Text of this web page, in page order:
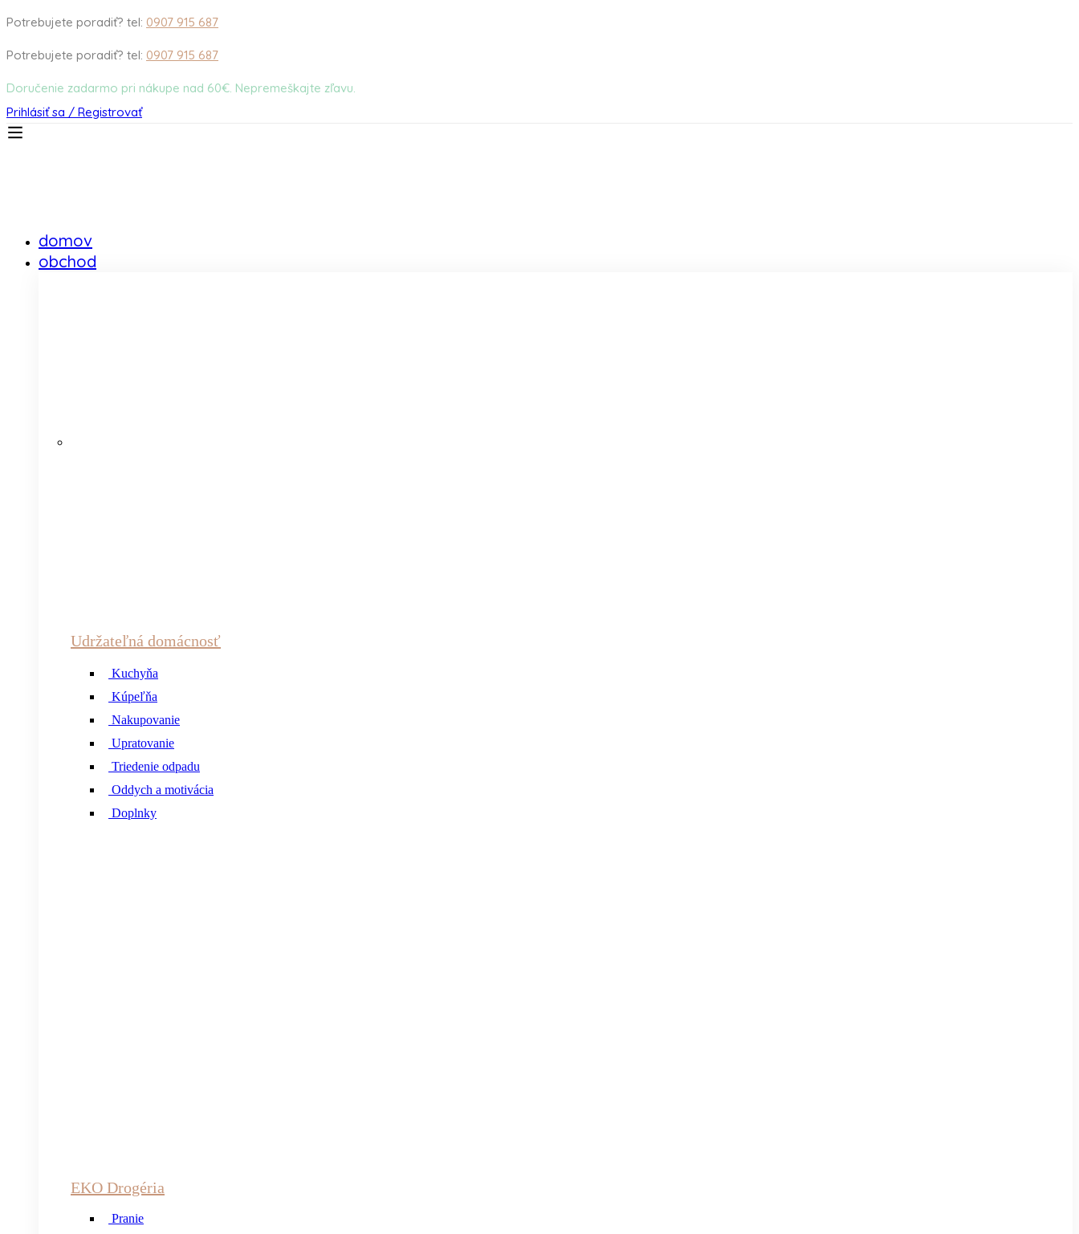
Potrebujete poradiť? tel: 0907 915 687
Potrebujete poradiť? tel: 0907 915 687
Doručenie zadarmo pri nákupe nad 60€. Nepremeškajte zľavu.
Prihlásiť sa / Registrovať
domov
obchod
Udržateľná domácnosť
Kuchyňa
Kúpeľňa
Nakupovanie
Upratovanie
Triedenie odpadu
Oddych a motivácia
Doplnky
EKO Drogéria
Pranie